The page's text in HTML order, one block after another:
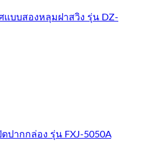
บบสองหลุมฝาสวิง รุ่น DZ-
ดปากกล่อง รุ่น FXJ-5050A